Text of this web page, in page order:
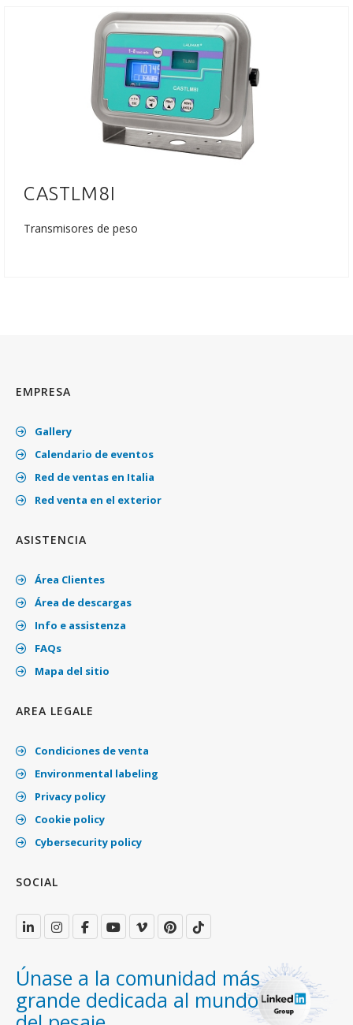
CASTLM8I
Transmisores de peso
EMPRESA
Gallery
Calendario de eventos
Red de ventas en Italia
Red venta en el exterior
ASISTENCIA
Área Clientes
Área de descargas
Info e assistenza
FAQs
Mapa del sitio
AREA LEGALE
Condiciones de venta
Environmental labeling
Privacy policy
Cookie policy
Cybersecurity policy
SOCIAL
Únase a la comunidad más
grande dedicada al mundo